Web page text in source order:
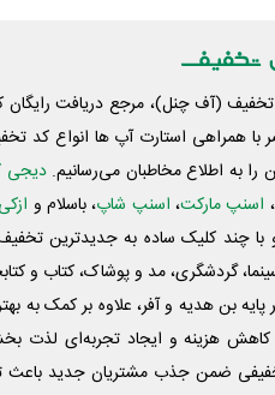
تخفیف (آف چنل)، مرجع دریافت
با همراهی استارت آپ ها انواع کد
را به اطلاع مخاطبان می‌رسانیم. دیجی
اسنپ مارکت، اسنپ شاپ، باسلام و ازکی
چند کلیک ساده به جدیدترین تخفیف
گردشگری، مد و پوشاک، کتاب و
پایه بن هدیه و آفر، علاوه بر کمک
کاهش هزینه و ایجاد تجربه‌ای لذت
ضمن جذب مشتریان جدید باعث